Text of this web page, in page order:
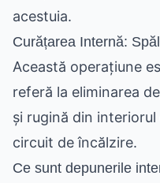
acestuia.
Curățarea Internă:
Această operațiune
referă la eliminarea
și rugină din
circuit de încălzire.
Ce sunt depunerile